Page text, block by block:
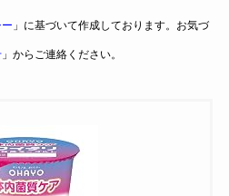
」に基づいて作成しております。お気づ
」からご連絡ください。